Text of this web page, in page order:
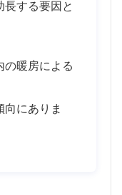
長する要因と
の暖房による
向にありま